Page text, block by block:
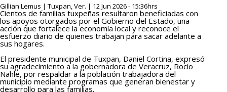
Gillian Lemus | Tuxpan, Ver. | 12 Jun 2026 - 15:36hrs
Cientos de familias tuxpeñas resultaron beneficiadas con
los apoyos otorgados por el Gobierno del Estado, una
acción que fortalece la economía local y reconoce el
esfuerzo diario de quienes trabajan para sacar adelante a
sus hogares.
El presidente municipal de Tuxpan, Daniel Cortina, expresó
su agradecimiento a la gobernadora de Veracruz, Rocío
Nahle, por respaldar a la población trabajadora del
municipio mediante programas que generan bienestar y
desarrollo para las familias.